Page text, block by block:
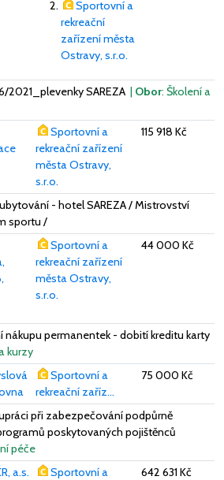
Sportovní a
rekreační
zařízení města
Ostravy, s.r.o.
2021_plevenky SAREZA | Obor: Školení a
Sportovní a
rekreační zařízení
města Ostravy,
s.r.o.
115 918 Kč
- hotel SAREZA / Mistrovství
sportu /
Sportovní a
rekreační zařízení
města Ostravy,
s.r.o.
44 000 Kč
nákupu permanentek - dobití kreditu karty
kurzy
Sportovní a
rekreační zaříz...
75 000 Kč
při zabezpečování podpůrně
poskytovaných pojištěnců
péče
a.s.
Sportovní a
642 631 Kč